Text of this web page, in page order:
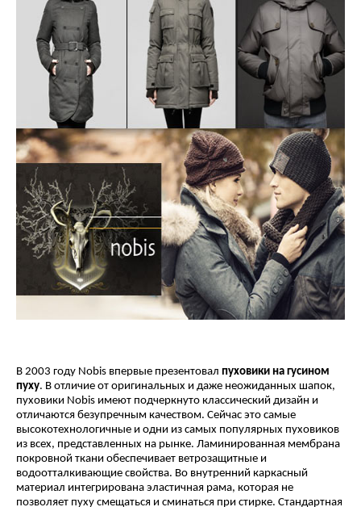
В 2003 году Nobis впервые презентовал пуховики на гусином
пуху. В отличие от оригинальных и даже неожиданных шапок,
пуховики Nobis имеют подчеркнуто классический дизайн и
отличаются безупречным качеством. Сейчас это самые
высокотехнологичные и одни из самых популярных пуховиков
из всех, представленных на рынке. Ламинированная мембрана
покровной ткани обеспечивает ветрозащитные и
водоотталкивающие свойства. Во внутренний каркасный
материал интегрирована эластичная рама, которая не
позволяет пуху смещаться и сминаться при стирке. Стандартная